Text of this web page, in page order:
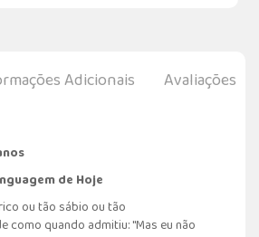
Adicionais Avaliações
de Hoje
ou tão sábio ou tão
como quando admitiu: "Mas eu não